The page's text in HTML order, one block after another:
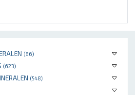
(86)
(623)
(548)